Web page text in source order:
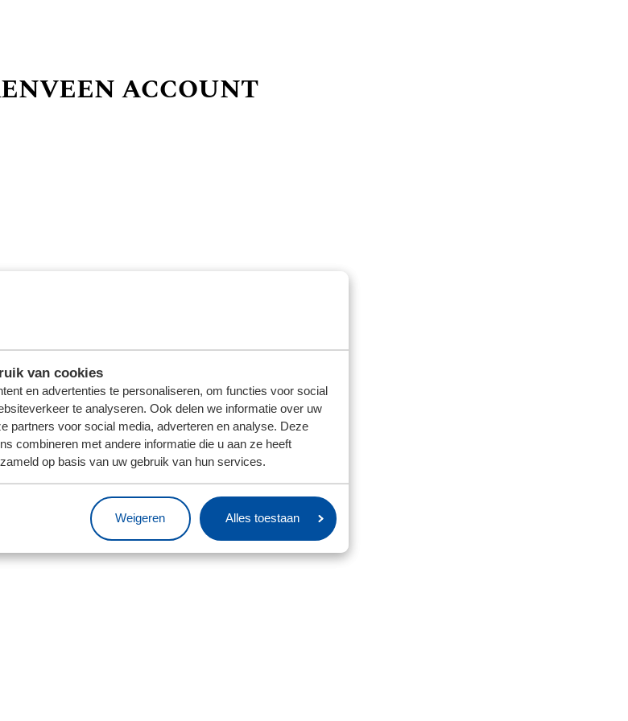
van cookies
en advertenties te personaliseren, om functies voor social
te analyseren. Ook delen we informatie over uw
partners voor social media, adverteren en analyse. Deze
combineren met andere informatie die u aan ze heeft
op basis van uw gebruik van hun services.
Weigeren Alles toestaan
ACCOUNT